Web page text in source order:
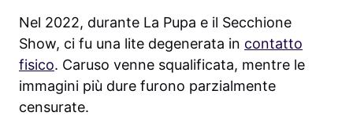
Nel 2022, durante La Pupa e il Secchione
Show, ci fu una lite degenerata in contatto
fisico. Caruso venne squalificata, mentre le
immagini più dure furono parzialmente
censurate.